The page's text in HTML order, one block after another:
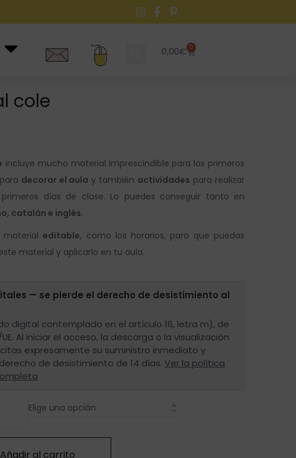
0,00€ 0
cole
incluye mucho material imprescindible para los primeros
decorar el aula y también actividades para realizar
días de clase. Lo puedes conseguir tanto en
catalán e inglés.
material editable, como los horarios, para que puedas
material y aplicarlo en tu aula.
— se pierde el derecho de desistimiento al
digital contemplado en el artículo 16, letra m), de
Al iniciar el acceso, la descarga o la visualización
expresamente su suministro inmediato y
de desistimiento de 14 días. Ver la política
Añadir al carrito